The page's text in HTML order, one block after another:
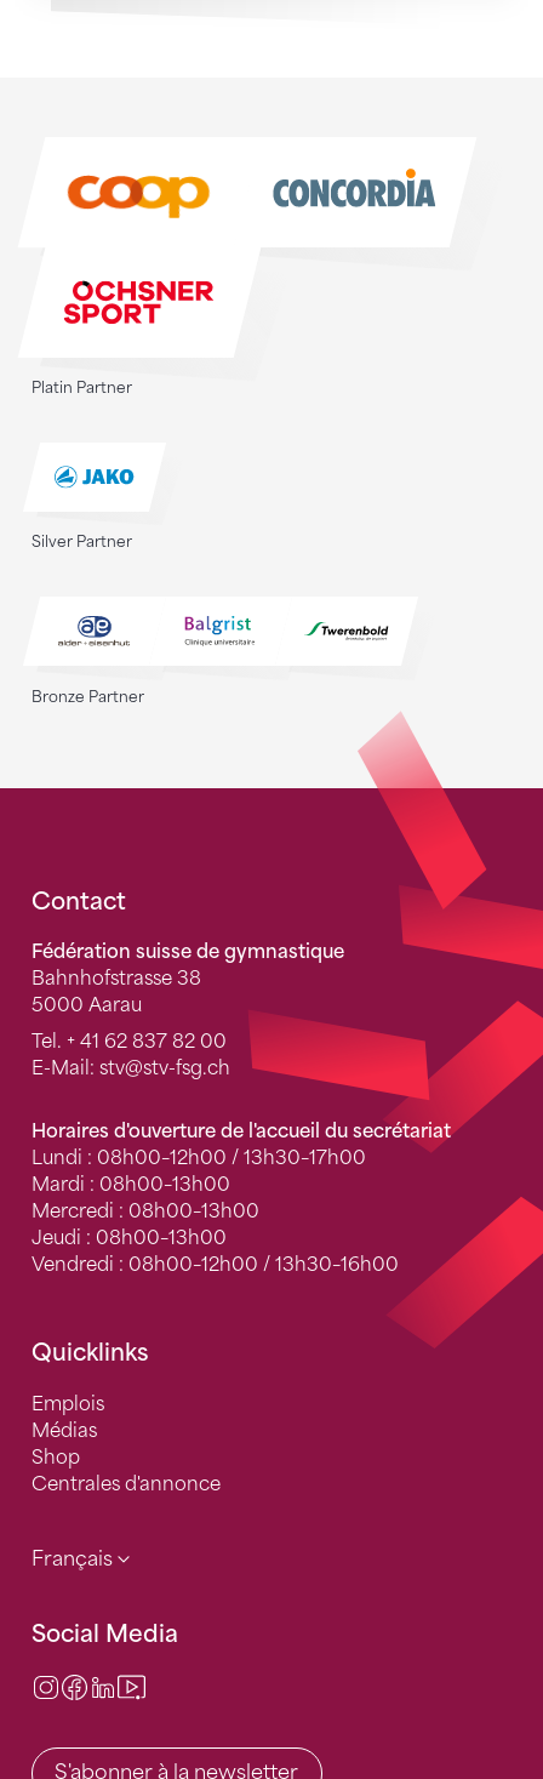
Platin Partner
Silver Partner
Bronze Partner
Fusszeile
Contact
Fédération suisse de gymnastique
Bahnhofstrasse 38
5000 Aarau
Tel. + 41 62 837 82 00
E-Mail: stv@stv-fsg.ch
Horaires d'ouverture de l'accueil du secrétariat
Lundi : 08h00–12h00 / 13h30–17h00
Mardi : 08h00–13h00
Mercredi : 08h00–13h00
Jeudi : 08h00–13h00
Vendredi : 08h00–12h00 / 13h30–16h00
Quicklinks
Emplois
Médias
Shop
Centrales d'annonce
Français
Social Media
Instagram
Facebook
LinkedIn
S'abonner à la newsletter